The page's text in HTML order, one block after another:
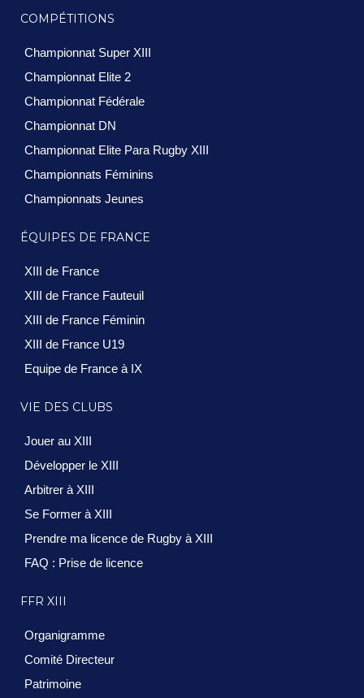
COMPÉTITIONS
Championnat Super XIII
Championnat Elite 2
Championnat Fédérale
Championnat DN
Championnat Elite Para Rugby XIII
Championnats Féminins
Championnats Jeunes
ÉQUIPES DE FRANCE
XIII de France
XIII de France Fauteuil
XIII de France Féminin
XIII de France U19
Equipe de France à IX
VIE DES CLUBS
Jouer au XIII
Développer le XIII
Arbitrer à XIII
Se Former à XIII
Prendre ma licence de Rugby à XIII
FAQ : Prise de licence
FFR XIII
Organigramme
Comité Directeur
Patrimoine